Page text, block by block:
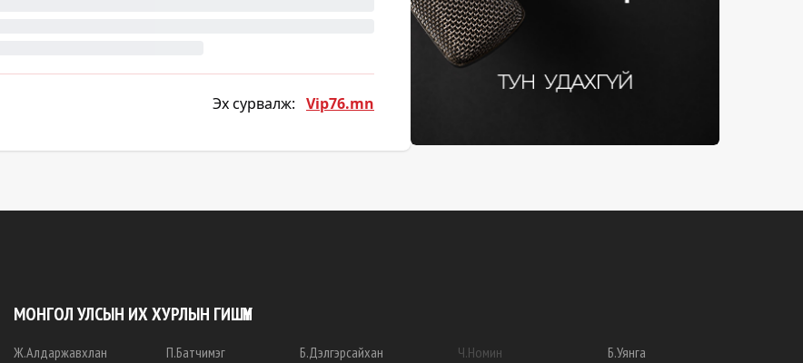
Эх сурвалж: Vip76.mn
МОНГОЛ УЛСЫН ИХ ХУРЛЫН ГИШҮҮН
Ж.Алдаржавхлан
П.Батчимэг
Б.Дэлгэрсайхан
Ч.Номин
Б.Уянга